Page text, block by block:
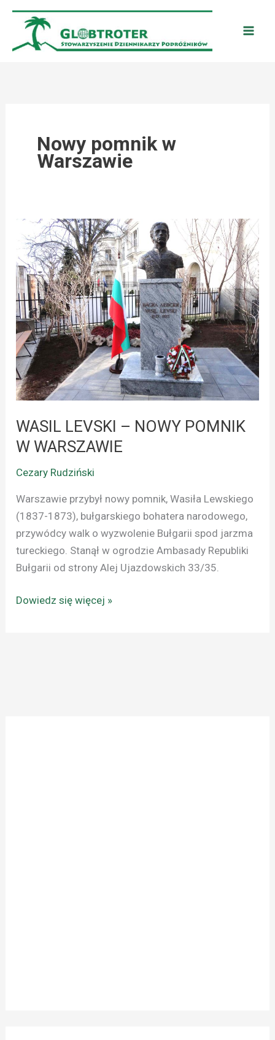
Przejdź
treści
Nowy pomnik w
Warszawie
WASIL LEVSKI – NOWY POMNIK
W WARSZAWIE
Cezary Rudziński
Warszawie przybył nowy pomnik, Wasiła Lewskiego
(1837-1873), bułgarskiego bohatera narodowego,
przywódcy walk o wyzwolenie Bułgarii spod jarzma
tureckiego. Stanął w ogrodzie Ambasady Republiki
Bułgarii od strony Alej Ujazdowskich 33/35.
WASIL
LEVSKI
–
NOWY
POMNIK
W
WARSZAWIE
Dowiedz się więcej »